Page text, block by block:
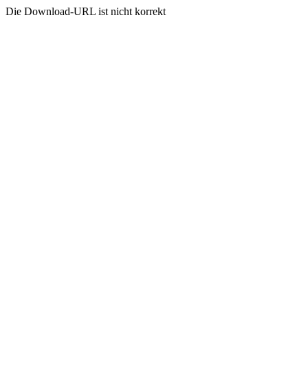
Die Download-URL ist nicht korrekt